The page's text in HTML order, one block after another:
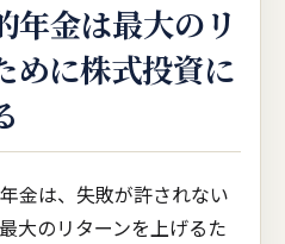
年金は最大のリ
めに株式投資に
金は、失敗が許されない
大のリターンを上げるた